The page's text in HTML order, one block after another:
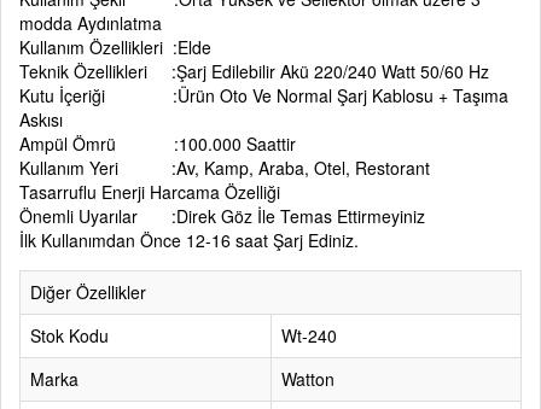
modda Aydınlatma
Kullanım Özellikleri :Elde
Teknik Özellikleri :Şarj Edilebilir Akü 220/240 Watt 50/60 Hz
Kutu İçeriği :Ürün Oto Ve Normal Şarj Kablosu + Taşıma
Askısı
Ampül Ömrü :100.000 Saattir
Kullanım Yeri :Av, Kamp, Araba, Otel, Restorant
Tasarruflu Enerji Harcama Özelliği
Önemli Uyarılar :Direk Göz İle Temas Ettirmeyiniz
İlk Kullanımdan Önce 12-16 saat Şarj Ediniz.
Diğer Özellikler
Stok Kodu
Wt-240
Marka
Watton